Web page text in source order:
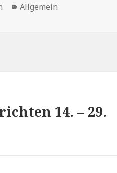
Kategorien
Allgemein
14. – 29.